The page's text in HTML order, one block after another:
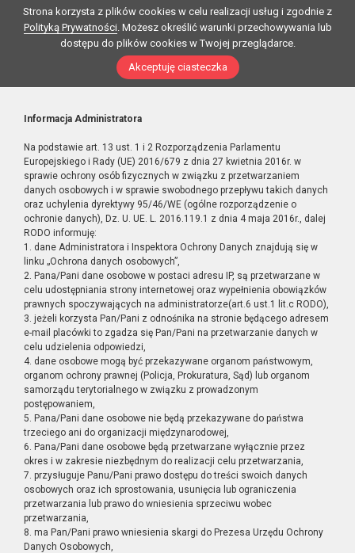
Strona korzysta z plików cookies w celu realizacji usług i zgodnie z
Polityką Prywatności. Możesz określić warunki przechowywania lub
dostępu do plików cookies w Twojej przeglądarce.
Akceptuję ciasteczka
Informacja Administratora
Na podstawie art. 13 ust. 1 i 2 Rozporządzenia Parlamentu
Europejskiego i Rady (UE) 2016/679 z dnia 27 kwietnia 2016r. w
sprawie ochrony osób fizycznych w związku z przetwarzaniem
danych osobowych i w sprawie swobodnego przepływu takich danych
oraz uchylenia dyrektywy 95/46/WE (ogólne rozporządzenie o
ochronie danych), Dz. U. UE. L. 2016.119.1 z dnia 4 maja 2016r., dalej
RODO informuję:
1. dane Administratora i Inspektora Ochrony Danych znajdują się w
linku „Ochrona danych osobowych”,
2. Pana/Pani dane osobowe w postaci adresu IP, są przetwarzane w
celu udostępniania strony internetowej oraz wypełnienia obowiązków
prawnych spoczywających na administratorze(art.6 ust.1 lit.c RODO),
3. jeżeli korzysta Pan/Pani z odnośnika na stronie będącego adresem
e-mail placówki to zgadza się Pan/Pani na przetwarzanie danych w
celu udzielenia odpowiedzi,
4. dane osobowe mogą być przekazywane organom państwowym,
organom ochrony prawnej (Policja, Prokuratura, Sąd) lub organom
samorządu terytorialnego w związku z prowadzonym
postępowaniem,
5. Pana/Pani dane osobowe nie będą przekazywane do państwa
trzeciego ani do organizacji międzynarodowej,
6. Pana/Pani dane osobowe będą przetwarzane wyłącznie przez
okres i w zakresie niezbędnym do realizacji celu przetwarzania,
7. przysługuje Panu/Pani prawo dostępu do treści swoich danych
osobowych oraz ich sprostowania, usunięcia lub ograniczenia
przetwarzania lub prawo do wniesienia sprzeciwu wobec
przetwarzania,
8. ma Pan/Pani prawo wniesienia skargi do Prezesa Urzędu Ochrony
Danych Osobowych,